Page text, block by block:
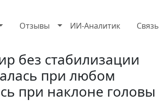
Отзывы ИИ-Аналитик Связь
без стабилизации
при любом
при наклоне головы